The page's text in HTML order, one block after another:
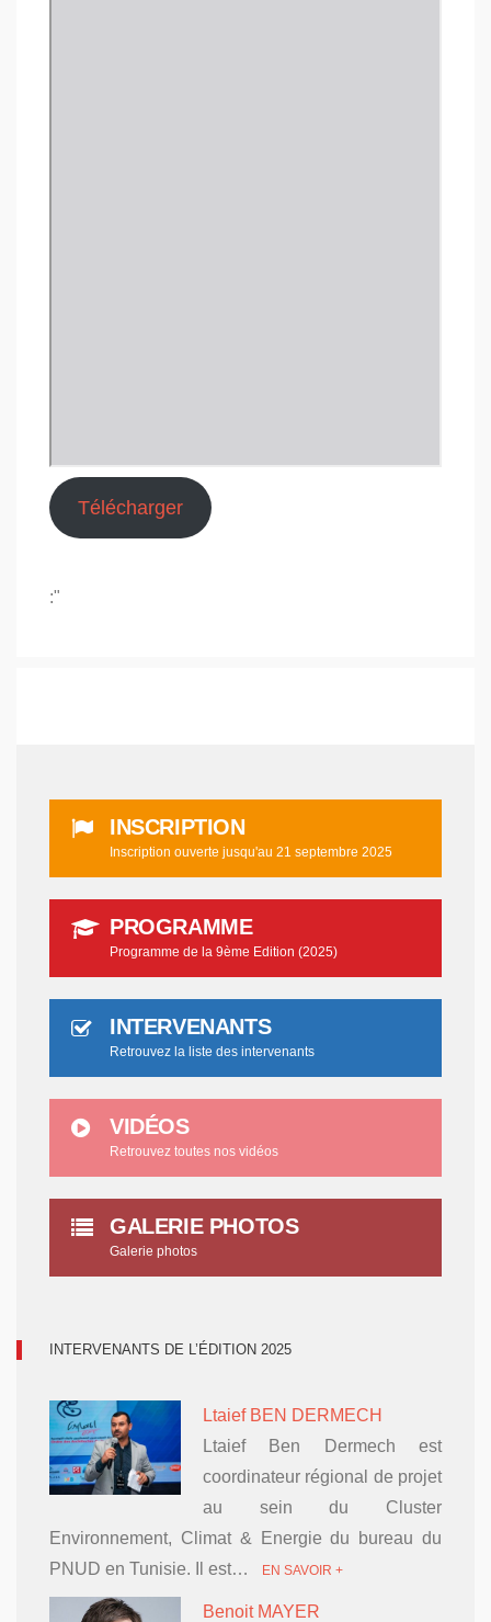
Télécharger
:"
INSCRIPTION
Inscription ouverte jusqu'au 21 septembre 2025
PROGRAMME
Programme de la 9ème Edition (2025)
INTERVENANTS
Retrouvez la liste des intervenants
VIDÉOS
Retrouvez toutes nos vidéos
GALERIE PHOTOS
Galerie photos
INTERVENANTS DE L’ÉDITION 2025
Ltaief BEN DERMECH
Ltaief Ben Dermech est
coordinateur régional de projet
au sein du Cluster
Environnement, Climat & Energie du bureau du
PNUD en Tunisie. Il est…
EN SAVOIR +
Benoit MAYER